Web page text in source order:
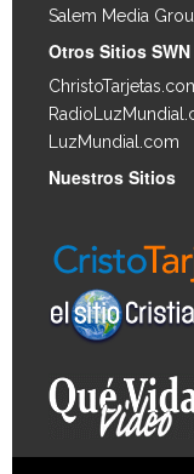
Salem Media
Otros Sitios SWN
LuzMundial.com
Nuestros Sitios